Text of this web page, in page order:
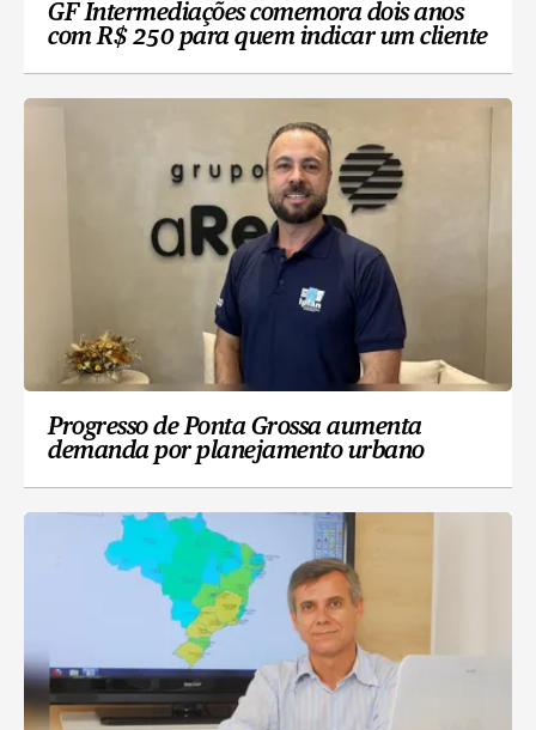
GF Intermediações comemora dois anos
com R$ 250 para quem indicar um cliente
Progresso de Ponta Grossa aumenta
demanda por planejamento urbano